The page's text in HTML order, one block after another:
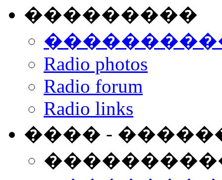
���������
Radio photos
Radio forum
Radio links
���� -